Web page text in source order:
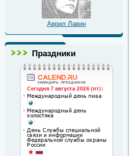
Аврил Лавин
Праздники